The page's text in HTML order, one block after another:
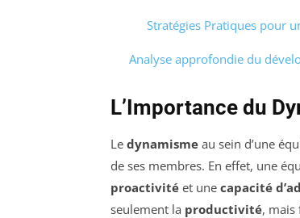
Stratégies Pratiques pour
Analyse approfondie du
L’Importance du
Le dynamisme au sein d’une
de ses membres. En effet, une
proactivité et une capacité
seulement la productivité, mais